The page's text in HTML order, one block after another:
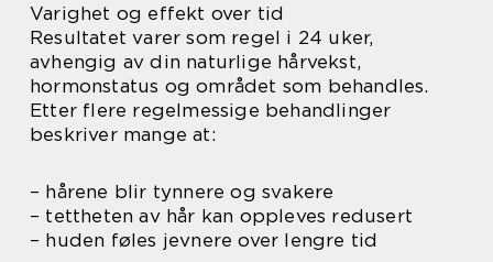
Varighet og effekt over tid
Resultatet varer som regel i 24 uker,
avhengig av din naturlige hårvekst,
hormonstatus og området som behandles.
Etter flere regelmessige behandlinger
beskriver mange at:
– hårene blir tynnere og svakere
– tettheten av hår kan oppleves redusert
– huden føles jevnere over lengre tid